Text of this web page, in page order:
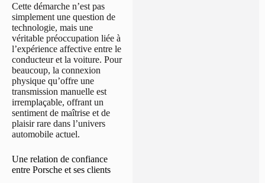
Cette démarche n’est pas
simplement une question de
technologie, mais une
véritable préoccupation liée à
l’expérience affective entre le
conducteur et la voiture. Pour
beaucoup, la connexion
physique qu’offre une
transmission manuelle est
irremplaçable, offrant un
sentiment de maîtrise et de
plaisir rare dans l’univers
automobile actuel.
Une relation de confiance
entre Porsche et ses clients